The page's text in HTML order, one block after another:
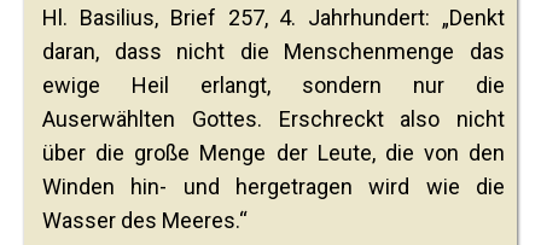
Hl. Basilius, Brief 257, 4. Jahrhundert: „Denkt
daran, dass nicht die Menschenmenge das
ewige Heil erlangt, sondern nur die
Auserwählten Gottes. Erschreckt also nicht
über die große Menge der Leute, die von den
Winden hin- und hergetragen wird wie die
Wasser des Meeres.“